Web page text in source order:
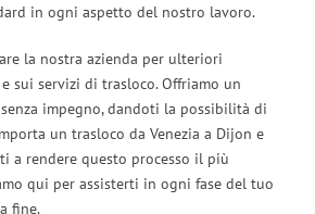
in ogni aspetto del nostro lavoro.
la nostra azienda per ulteriori
e sui servizi di trasloco. Offriamo un
impegno, dandoti la possibilità di
un trasloco da Venezia a Dijon e
a rendere questo processo il più
qui per assisterti in ogni fase del tuo
fine.